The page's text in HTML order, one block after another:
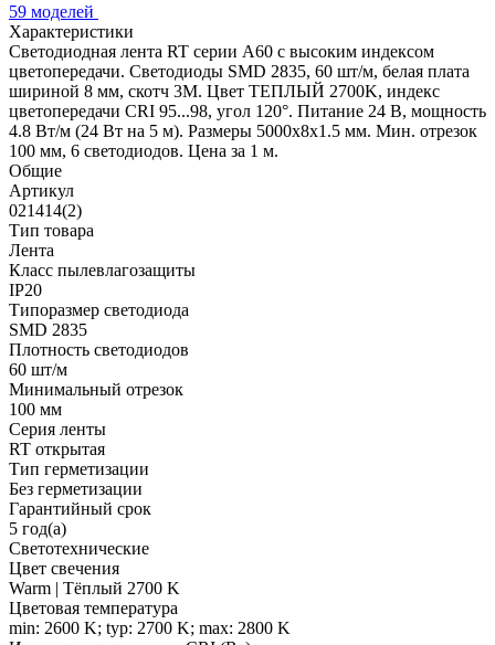
59 моделей
Характеристики
Светодиодная лента RT серии A60 с высоким индексом
цветопередачи. Светодиоды SMD 2835, 60 шт/м, белая плата
шириной 8 мм, скотч 3М. Цвет ТЕПЛЫЙ 2700K, индекс
цветопередачи CRI 95...98, угол 120°. Питание 24 В, мощность
4.8 Вт/м (24 Вт на 5 м). Размеры 5000х8х1.5 мм. Мин. отрезок
100 мм, 6 светодиодов. Цена за 1 м.
Общие
Артикул
021414(2)
Тип товара
Лента
Класс пылевлагозащиты
IP20
Типоразмер светодиода
SMD 2835
Плотность светодиодов
60 шт/м
Минимальный отрезок
100 мм
Серия ленты
RT открытая
Тип герметизации
Без герметизации
Гарантийный срок
5 год(а)
Светотехнические
Цвет свечения
Warm | Тёплый 2700 K
Цветовая температура
min: 2600 K; typ: 2700 K; max: 2800 K